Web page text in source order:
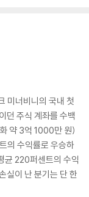
미너비니의 국내 첫
던 주식 계좌를 수백
약 3억 1000만 원)
의 수익률로 우승하
균 220퍼센트의 수익
이 난 분기는 단 한